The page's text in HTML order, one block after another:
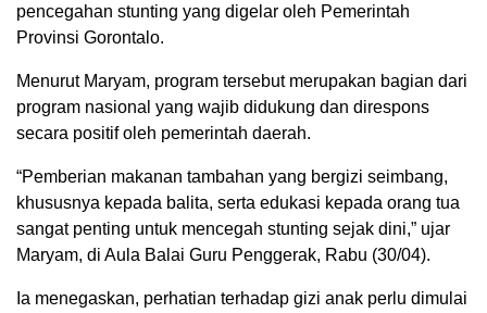
pencegahan stunting yang digelar oleh Pemerintah
Provinsi Gorontalo.
Menurut Maryam, program tersebut merupakan bagian dari
program nasional yang wajib didukung dan direspons
secara positif oleh pemerintah daerah.
“Pemberian makanan tambahan yang bergizi seimbang,
khususnya kepada balita, serta edukasi kepada orang tua
sangat penting untuk mencegah stunting sejak dini,” ujar
Maryam, di Aula Balai Guru Penggerak, Rabu (30/04).
Ia menegaskan, perhatian terhadap gizi anak perlu dimulai